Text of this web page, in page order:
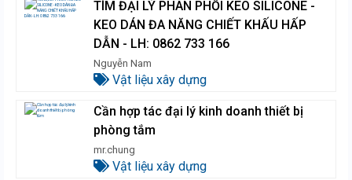
TÌM ĐẠI LÝ PHÂN PHỐI KEO SILICONE -
KEO DÁN ĐA NĂNG CHIẾT KHẤU HẤP
DẪN - LH: 0862 733 166
Nguyễn Nam
Vật liệu xây dựng
Cần hợp tác đại lý kinh doanh thiết bị
phòng tắm
mr.chung
Vật liệu xây dựng